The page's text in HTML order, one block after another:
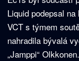
Liquid podepsal
VCT s týmem
nahradila bývalá
„Jamppi“